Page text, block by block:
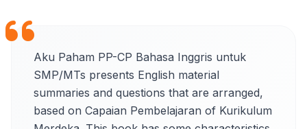
Aku Paham PP-CP Bahasa Inggris untuk
SMP/MTs presents English material
summaries and questions that are arranged,
based on Capaian Pembelajaran of Kurikulum